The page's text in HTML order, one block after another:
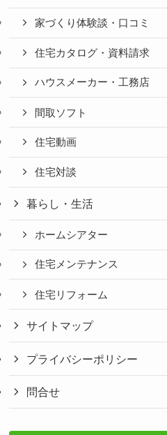
家づくり体験談・口コミ
住宅カタログ・資料請求
ハウスメーカー・工務店
間取ソフト
住宅動画
住宅対談
暮らし・生活
ホームシアター
住宅メンテナンス
住宅リフォーム
サイトマップ
プライバシーポリシー
問合せ